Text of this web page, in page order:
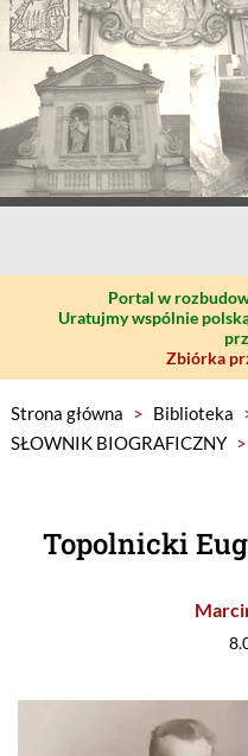
Portal w
Uratujmy wspólnie
Zbiórka
Strona główna > Biblioteka
SŁOWNIK BIOGRAFICZNY >
Topolnicki